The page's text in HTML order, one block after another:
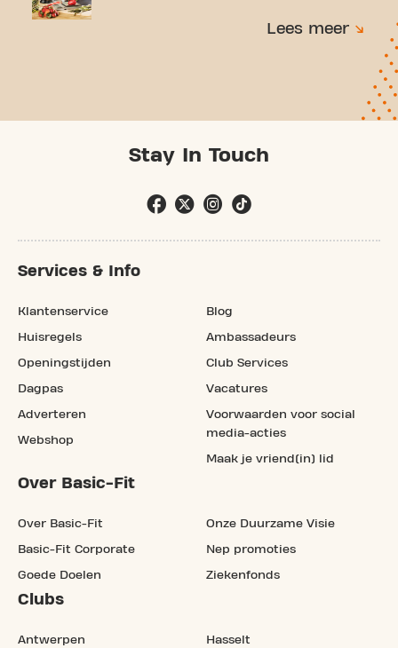
Lees meer
Stay In Touch
Services & Info
Klantenservice
Huisregels
Openingstijden
Dagpas
Adverteren
Webshop
Blog
Ambassadeurs
Club Services
Vacatures
Voorwaarden voor social
media-acties
Maak je vriend(in) lid
Over Basic-Fit
Over Basic-Fit
Basic-Fit Corporate
Goede Doelen
Onze Duurzame Visie
Nep promoties
Ziekenfonds
Clubs
Antwerpen Hasselt